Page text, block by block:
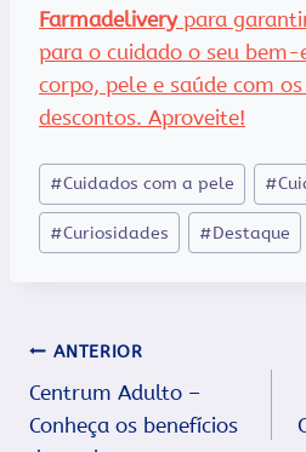
Farmadelivery para
para o cuidado o seu bem-
corpo, pele e saúde com
descontos. Aproveite!
Tags
do
Post:
#Cuidados com a pele #
#Curiosidades #Destaque
Navegação
de
ANTERIOR
Centrum Adulto –
Conheça os benefícios